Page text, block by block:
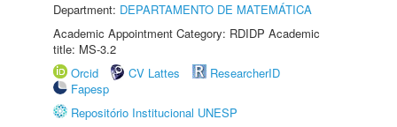
Department: DEPARTAMENTO DE MATEMÁTICA
Academic Appointment Category: RDIDP Academic
title: MS-3.2
Orcid
CV Lattes
ResearcherID
Fapesp
Repositório Institucional UNESP